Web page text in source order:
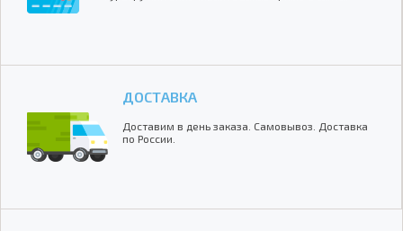
ДОСТАВКА
Доставим в день заказа. Самовывоз. Доставка
по России.